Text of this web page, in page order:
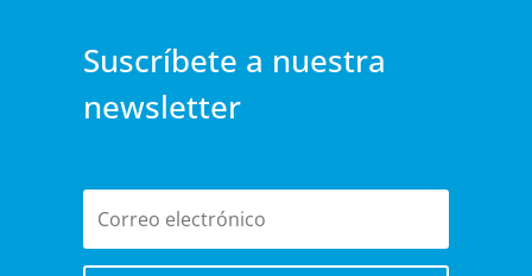
Suscríbete a nuestra
newsletter